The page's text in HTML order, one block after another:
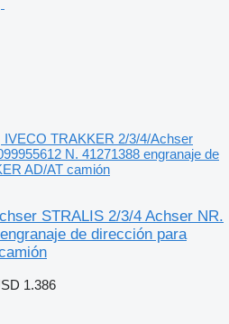
IVECO TRAKKER 2/3/4/Achser
N. 41271388 engranaje de
AD/AT camión
STRALIS 2/3/4 Achser NR.
de dirección para
1.386